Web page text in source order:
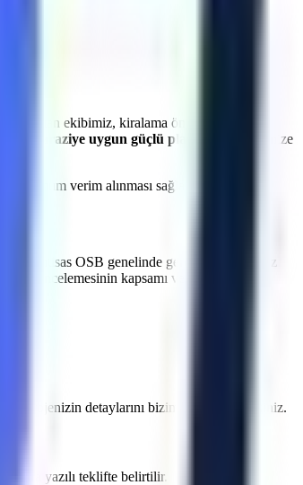
uzman ekibimiz, kiralama öncesi sahayı
araziye uygun güçlü platformlar
projenize
verim alınması sağlanır.
İhtisas OSB genelinde gerçekleştireceğiniz
incelemesinin kapsamı ve varsa ücretini
projenizin detaylarını bizimle paylaşabilirsiniz.
sonra yazılı teklifte belirtilir.